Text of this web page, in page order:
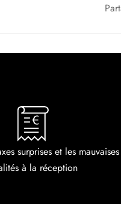
surprises et les mauvaises
à la réception